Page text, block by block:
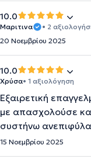
10.0
Μαριτινα
• 2
20 Νοεμβρίου 2025
10.0
Χρύσα• 1 αξιολόγηση
Εξαιρετική
με απασχολούσε
συστήνω
15 Νοεμβρίου 2025